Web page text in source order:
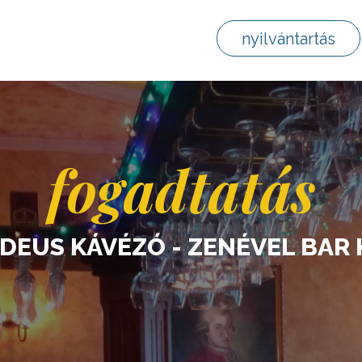
nyilvántartás
fogadtatás
KÁVÉZÓ - ZENÉVEL BAR